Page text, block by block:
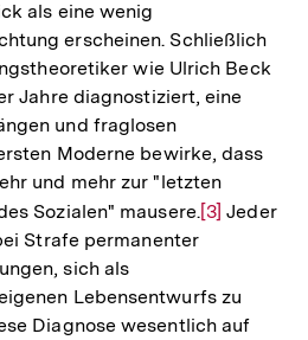
als eine wenig
erscheinen. Schließlich
wie Ulrich Beck
Jahre diagnostiziert, eine
und fraglosen
Moderne bewirke, dass
und mehr zur "letzten
Sozialen" mausere.Zur
Fußnote
[3] Jeder
Strafe permanenter
sich als
Lebensentwurfs zu
Diagnose wesentlich auf